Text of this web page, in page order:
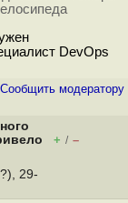
DevOps
Cообщить модератору
+ / –
29-